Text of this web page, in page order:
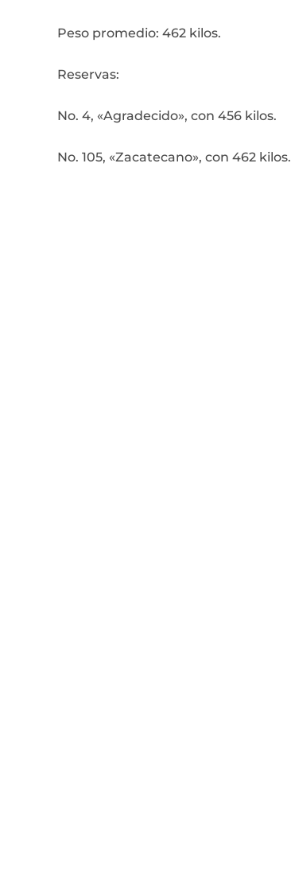
Peso promedio: 462 kilos.
Reservas:
No. 4, «Agradecido», con 456 kilos.
No. 105, «Zacatecano», con 462 kilos.